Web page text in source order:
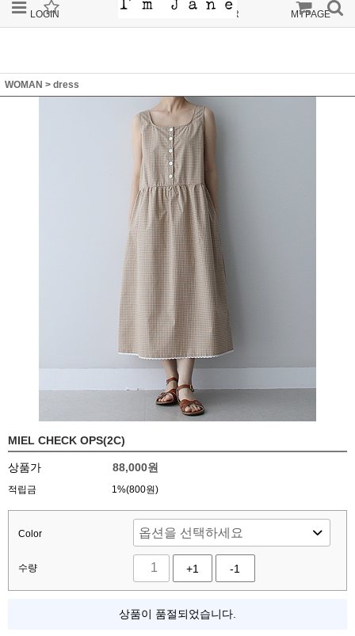
LOGIN ORDER MYPAGE
WOMAN > dress
MIEL CHECK OPS(2C)
상품가 88,000원
적립금 1%(800원)
Color
수량 +1 -1
상품이 품절되었습니다.